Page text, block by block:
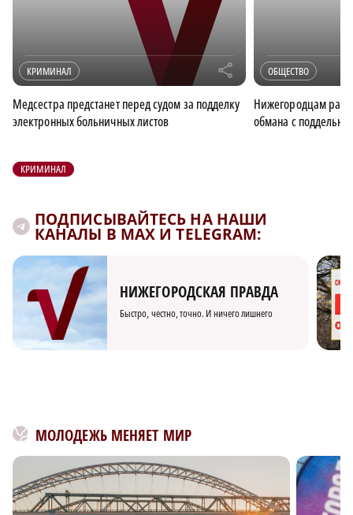
КРИМИНАЛ r
Медсестра предстанет перед судом за подделку
электронных больничных листов
ОБЩЕСТВО
Нижегородцам
обмана с
КРИМИНАЛ
ПОДПИСЫВАЙТЕСЬ НА НАШИ
КАНАЛЫ В MAX И TELEGRAM:
НИЖЕГОРОДСКАЯ ПРАВДА
Быстро, честно, точно. И ничего лишнего
МОЛОДЕЖЬ МЕНЯЕТ МИР